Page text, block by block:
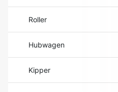
Roller
Hubwagen
Kipper